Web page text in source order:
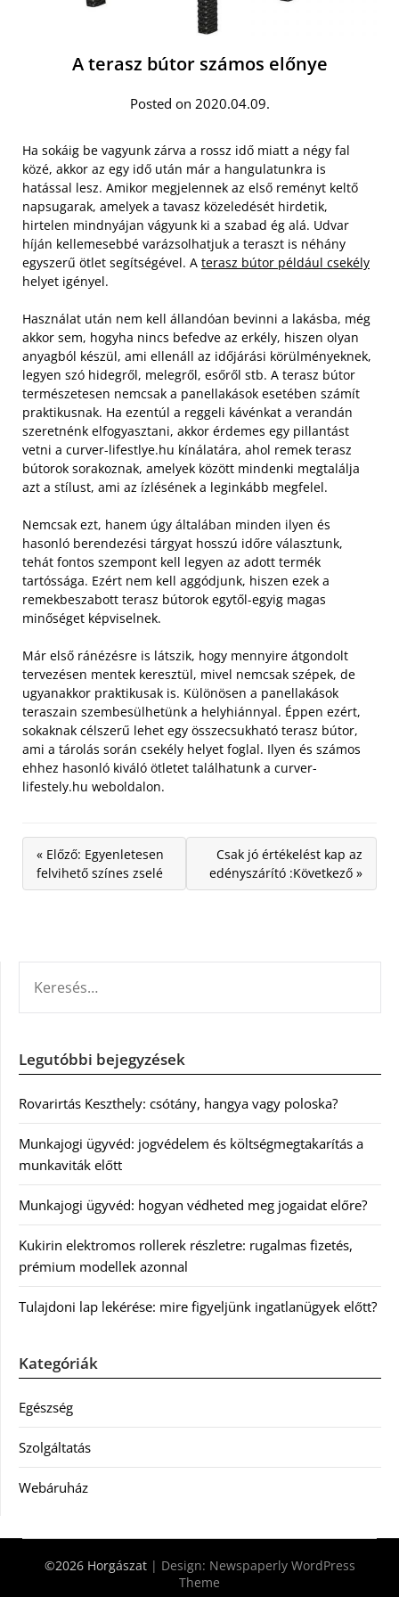
A terasz bútor számos előnye
Posted on 2020.04.09.
Ha sokáig be vagyunk zárva a rossz idő miatt a négy fal
közé, akkor az egy idő után már a hangulatunkra is
hatással lesz. Amikor megjelennek az első reményt keltő
napsugarak, amelyek a tavasz közeledését hirdetik,
hirtelen mindnyájan vágyunk ki a szabad ég alá. Udvar
híján kellemesebbé varázsolhatjuk a teraszt is néhány
egyszerű ötlet segítségével. A terasz bútor például csekély
helyet igényel.
Használat után nem kell állandóan bevinni a lakásba, még
akkor sem, hogyha nincs befedve az erkély, hiszen olyan
anyagból készül, ami ellenáll az időjárási körülményeknek,
legyen szó hidegről, melegről, esőről stb. A terasz bútor
természetesen nemcsak a panellakások esetében számít
praktikusnak. Ha ezentúl a reggeli kávénkat a verandán
szeretnénk elfogyasztani, akkor érdemes egy pillantást
vetni a curver-lifestlye.hu kínálatára, ahol remek terasz
bútorok sorakoznak, amelyek között mindenki megtalálja
azt a stílust, ami az ízlésének a leginkább megfelel.
Nemcsak ezt, hanem úgy általában minden ilyen és
hasonló berendezési tárgyat hosszú időre választunk,
tehát fontos szempont kell legyen az adott termék
tartóssága. Ezért nem kell aggódjunk, hiszen ezek a
remekbeszabott terasz bútorok egytől-egyig magas
minőséget képviselnek.
Már első ránézésre is látszik, hogy mennyire átgondolt
tervezésen mentek keresztül, mivel nemcsak szépek, de
ugyanakkor praktikusak is. Különösen a panellakások
teraszain szembesülhetünk a helyhiánnyal. Éppen ezért,
sokaknak célszerű lehet egy összecsukható terasz bútor,
ami a tárolás során csekély helyet foglal. Ilyen és számos
ehhez hasonló kiváló ötletet találhatunk a curver-
lifestely.hu weboldalon.
« Előző: Egyenletesen
felvihető színes zselé
Csak jó értékelést kap az
edényszárító :Következő »
Legutóbbi bejegyzések
Rovarirtás Keszthely: csótány, hangya vagy poloska?
Munkajogi ügyvéd: jogvédelem és költségmegtakarítás a
munkaviták előtt
Munkajogi ügyvéd: hogyan védheted meg jogaidat előre?
Kukirin elektromos rollerek részletre: rugalmas fizetés,
prémium modellek azonnal
Tulajdoni lap lekérése: mire figyeljünk ingatlanügyek előtt?
Kategóriák
Egészség
Szolgáltatás
Webáruház
©2026 Horgászat | Design: Newspaperly WordPress
Theme